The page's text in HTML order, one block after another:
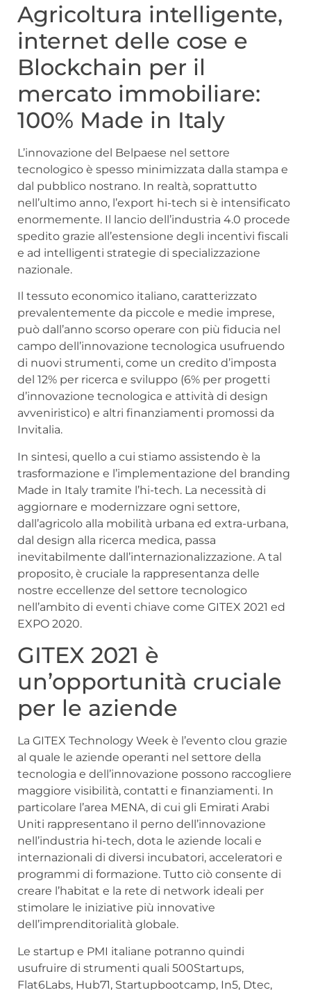
Agricoltura intelligente,
internet delle cose e
Blockchain per il
mercato immobiliare:
100% Made in Italy
L’innovazione del Belpaese nel settore
tecnologico è spesso minimizzata dalla stampa e
dal pubblico nostrano. In realtà, soprattutto
nell’ultimo anno, l’export hi-tech si è intensificato
enormemente. Il lancio dell’industria 4.0 procede
spedito grazie all’estensione degli incentivi fiscali
e ad intelligenti strategie di specializzazione
nazionale.
Il tessuto economico italiano, caratterizzato
prevalentemente da piccole e medie imprese,
può dall’anno scorso operare con più fiducia nel
campo dell’innovazione tecnologica usufruendo
di nuovi strumenti, come un credito d’imposta
del 12% per ricerca e sviluppo (6% per progetti
d’innovazione tecnologica e attività di design
avveniristico) e altri finanziamenti promossi da
Invitalia.
In sintesi, quello a cui stiamo assistendo è la
trasformazione e l’implementazione del branding
Made in Italy tramite l’hi-tech. La necessità di
aggiornare e modernizzare ogni settore,
dall’agricolo alla mobilità urbana ed extra-urbana,
dal design alla ricerca medica, passa
inevitabilmente dall’internazionalizzazione. A tal
proposito, è cruciale la rappresentanza delle
nostre eccellenze del settore tecnologico
nell’ambito di eventi chiave come GITEX 2021 ed
EXPO 2020.
GITEX 2021 è
un’opportunità cruciale
per le aziende
La GITEX Technology Week è l’evento clou grazie
al quale le aziende operanti nel settore della
tecnologia e dell’innovazione possono raccogliere
maggiore visibilità, contatti e finanziamenti. In
particolare l’area MENA, di cui gli Emirati Arabi
Uniti rappresentano il perno dell’innovazione
nell’industria hi-tech, dota le aziende locali e
internazionali di diversi incubatori, acceleratori e
programmi di formazione. Tutto ciò consente di
creare l’habitat e la rete di network ideali per
stimolare le iniziative più innovative
dell’imprenditorialità globale.
Le startup e PMI italiane potranno quindi
usufruire di strumenti quali 500Startups,
Flat6Labs, Hub71, Startupbootcamp, In5, Dtec,